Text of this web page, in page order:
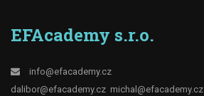
EFAcademy s.r.o.
info@efacademy.cz
dalibor@efacademy.cz michal@efacademy.cz